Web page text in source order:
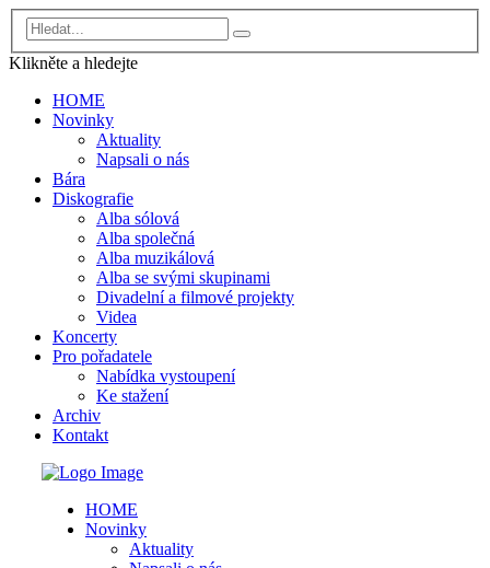
Klikněte a hledejte
HOME
Novinky
Aktuality
Napsali o nás
Bára
Diskografie
Alba sólová
Alba společná
Alba muzikálová
Alba se svými skupinami
Divadelní a filmové projekty
Videa
Koncerty
Pro pořadatele
Nabídka vystoupení
Ke stažení
Archiv
Kontakt
HOME
Novinky
Aktuality